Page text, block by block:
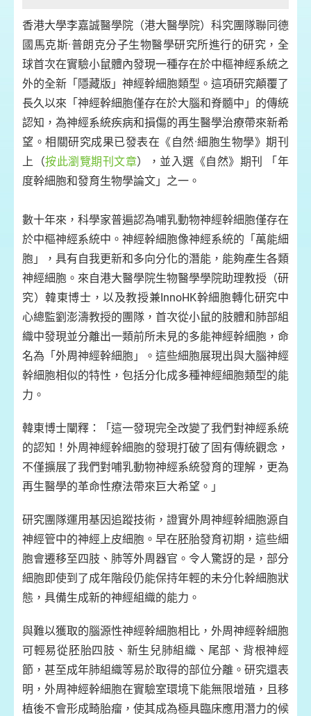
香港大學李嘉誠醫學院（港大醫學院）科究團隊聯同德
國馬克斯·普朗克分子生物醫學研究所進行的研究，全
球首次在實驗小鼠體內發現一種存在於中樞神經系統之
外的全新「隱藏版」神經幹細胞類型。這項研究顛覆了
長久以來「神經幹細胞僅存在於大腦和脊髓中」的傳統
認知，為神經系統疾病和損傷的再生醫學治療帶來新希
望。相關研究成果已發表在《自然·細胞生物學》期刊
上（按此瀏覽期刊文章），並入選《自然》期刊 「年
度幹細胞和發育生物學論文」之一。
數十年來，科學家普遍認為哺乳動物神經幹細胞僅存在
於中樞神經系統中。神經幹細胞像神經系統的「萬能細
胞」，具有自我更新和多向分化的潛能，能夠產生各類
神經細胞。來自港大醫學院生物醫學學院助理教授（研
究）韓東博士，以及教授兼InnoHK幹細胞轉化研究中
心總監劉澎濤教授的團隊，首次從小鼠的肢體和肺部組
織中發現並分離出一類前所未見的多能神經幹細胞，命
名為「外周神經幹細胞」。這些細胞展現出與大腦神經
幹細胞相似的特性，包括分化成多種神經細胞類型的能
力。
韓東博士闡釋：「這一發現完全改變了我們對神經系統
的認知！外周神經幹細胞的發現打破了固有傳統觀念，
不僅擴展了我們對哺乳動物神經系統發育的理解，更為
再生醫學的革命性療法帶來巨大希望。」
研究團隊運用基因追蹤技術，證實外周神經幹細胞源自
神經管中的神經上皮細胞。早在胚胎發育初期，這些細
胞會遷移至四肢、肺等外周器官。令人驚訝的是，部分
細胞即使到了成年階段仍能保持年輕的未分化幹細胞狀
態，具備生成新的神經組織的能力。
與難以獲取的腦源性神經幹細胞相比，外周神經幹細胞
可輕易從胚胎四肢、新生兒肺組織、尾部、背根神經
節，甚至成年肺組織等易於取得的部位分離。研究還表
明，外周神經幹細胞在實驗室環境下能無限增殖，且移
植後不會形成畸胎瘤，使其成為極具臨床應用潛力的候